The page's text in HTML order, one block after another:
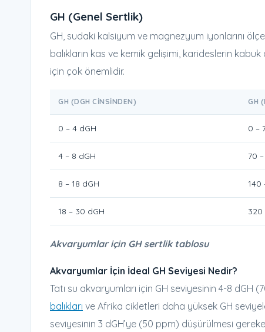
GH (Genel Sertlik)
GH, sudaki kalsiyum ve magnezyum iyonlarını
balıkların kas ve kemik gelişimi, karideslerin
için çok önemlidir.
GH (DGH CINSINDEN) GH
0 – 4 dGH 0 –
4 – 8 dGH 70
8 – 18 dGH 140
18 – 30 dGH 320
Akvaryumlar için GH sertlik tablosu
Akvaryumlar İçin İdeal GH Seviyesi Nedir?
Tatı su akvaryumları için GH seviyesinin 4-8 dGH
balıkları ve Afrika cikletleri daha yüksek GH
seviyesinin 3 dGH’ye (50 ppm) düşürülmesi